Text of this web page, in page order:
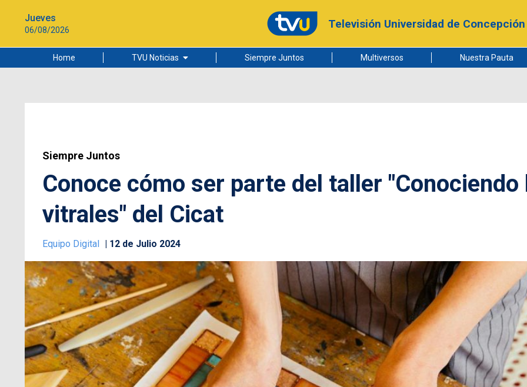
Jueves
06/08/2026 Televisión Universidad de Concepción
Home TVU Noticias
Ciudad
Siempre Juntos Multiversos Nuestra Pauta
Siempre Juntos
Conoce cómo ser parte del taller "Conociendo
vitrales" del Cicat
Equipo Digital 12 de Julio 2024